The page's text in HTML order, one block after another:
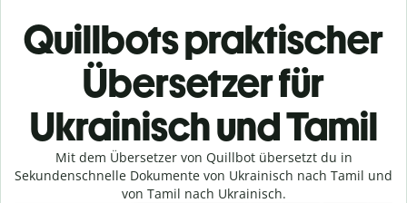
Quillbots praktischer
Übersetzer für
Ukrainisch und Tamil
Mit dem Übersetzer von Quillbot übersetzt du in
Sekundenschnelle Dokumente von Ukrainisch nach Tamil und
von Tamil nach Ukrainisch.